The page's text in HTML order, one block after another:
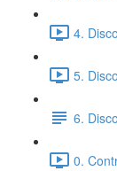
4.
5.
6.
0.